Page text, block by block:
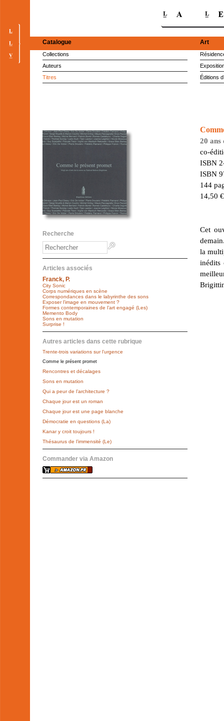
Catalogue
Collections
Auteurs
Titres
Art
Éditions
Recherche
Articles associés
Franck, P.
City Sonic
Corps numériques en scène
Correspondances dans le labyrinthe des sons
Exposer l’image en mouvement ?
Formes contemporaines de l’art engagé (Les)
Memento Body
Sons en mutation
Surprise !
Autres articles dans cette rubrique
Trente-trois variations sur l’urgence
Comme le présent promet
Rencontres et décalages
Sons en mutation
Qui a peur de l’architecture ?
Chaque jour est un roman
Chaque jour est une page blanche
Démocratie en questions (La)
Kanar y croit toujours !
Thésaurus de l’immensité (Le)
Commander via Amazon
20 ans
co-
ISBN
ISBN
144
14,50
Cet
la
inédits